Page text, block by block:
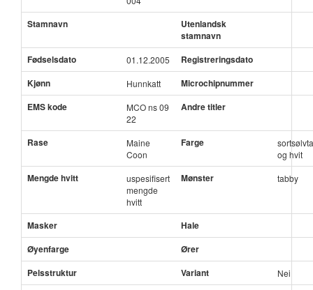
Stamnavn
Utenlandsk
stamnavn
Fødselsdato
01.12.2005
Registreringsdato
Kjønn
Hunnkatt
Microchipnummer
EMS kode
MCO ns 09
22
Andre titler
Rase
Maine
Coon
Farge
og hvit
Mengde hvitt
uspesifisert
mengde
hvitt
Mønster tabby
Masker
Hale
Øyenfarge
Ører
Pelsstruktur
Variant Nei